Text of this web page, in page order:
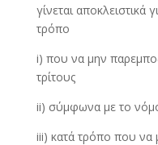
γίνεται αποκλειστικά
τρόπο
i) που να μην
τρίτους
ii) σύμφωνα με το
iii) κατά τρόπο που να